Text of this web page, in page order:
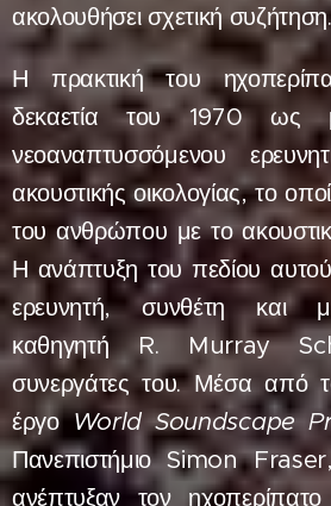
ακολουθήσει σχετική συζήτηση.
Η πρακτική του
δεκαετία του 1970 ως
νεοαναπτυσσόμενου
ακουστικής οικολογίας, το
του ανθρώπου με το
Η ανάπτυξη του πεδίου
ερευνητή, συνθέτη και
καθηγητή R. Murray
συνεργάτες του. Μέσα από
έργοWorld Soundscape
Πανεπιστήμιο Simon
ανέπτυξαν τον